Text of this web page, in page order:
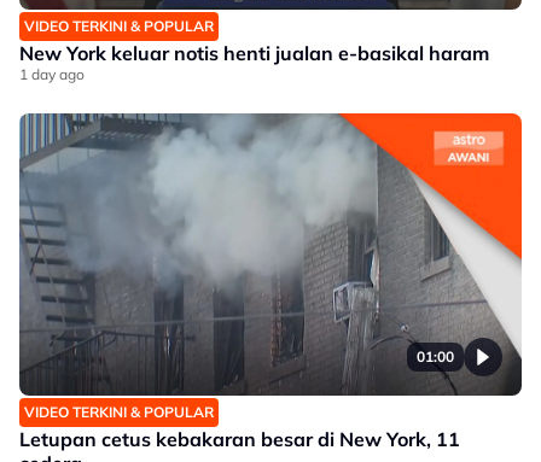
VIDEO TERKINI & POPULAR
New York keluar notis henti jualan e-basikal haram
1 day ago
01:00
VIDEO TERKINI & POPULAR
Letupan cetus kebakaran besar di New York, 11